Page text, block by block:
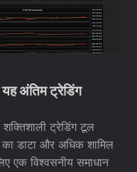
अंतिम ट्रेडिंग
ट्रेडिंग टूल
डाटा और अधिक शामिल
एक विश्वसनीय समाधान